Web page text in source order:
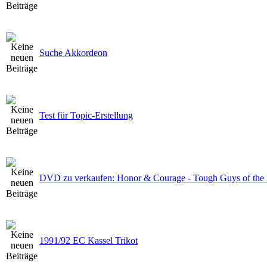
Suche Akkordeon
Test für Topic-Erstellung
DVD zu verkaufen: Honor & Courage - Tough Guys of
1991/92 EC Kassel Trikot